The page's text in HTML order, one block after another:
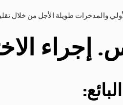
والمدخرات طويلة الأجل من خلال
. إجراء